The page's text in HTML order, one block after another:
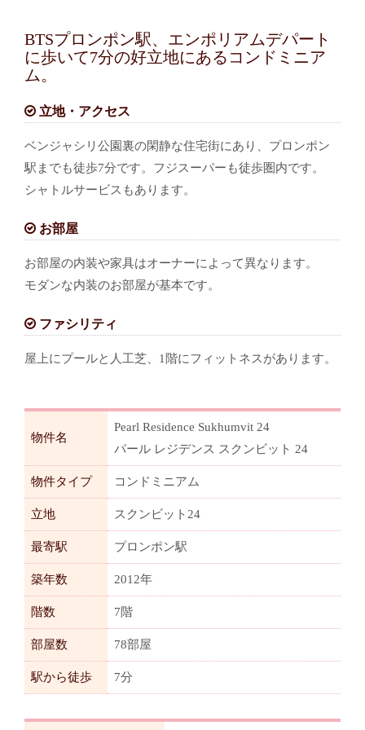
BTSプロンポン駅、エンポリアムデパート
に歩いて7分の好立地にあるコンドミニア
ム。
立地・アクセス
ベンジャシリ公園裏の閑静な住宅街にあり、プロンポン
駅までも徒歩7分です。フジスーパーも徒歩圏内です。
シャトルサービスもあります。
お部屋
お部屋の内装や家具はオーナーによって異なります。
モダンな内装のお部屋が基本です。
ファシリティ
屋上にプールと人工芝、1階にフィットネスがあります。
物件名
Pearl Residence Sukhumvit 24
パール レジデンス スクンビット 24
物件タイプ コンドミニアム
立地 スクンビット24
最寄駅 プロンポン駅
築年数 2012年
階数 7階
部屋数 78部屋
駅から徒歩 7分